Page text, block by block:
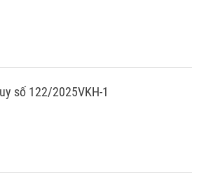
số 122/2025VKH-1